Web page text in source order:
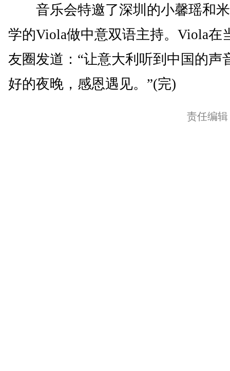
音乐会特邀了深圳的小馨瑶和
学的Viola做中意双语主持。Viola在
友圈发道：“让意大利听到中国的声
好的夜晚，感恩遇见。”(完)
责任编